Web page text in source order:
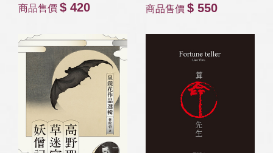
商品售價 $ 420 商品售價 $ 550